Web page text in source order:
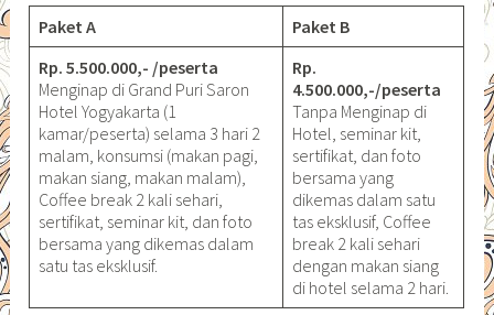
Paket A
Paket B
Rp. 5.500.000,- /peserta
Menginap di Grand Puri Saron
Hotel Yogyakarta (1
kamar/peserta) selama 3 hari 2
malam, konsumsi (makan pagi,
makan siang, makan malam),
Coffee break 2 kali sehari,
sertifikat, seminar kit, dan foto
bersama yang dikemas dalam
satu tas eksklusif.
Rp.
4.500.000,-/peserta
Tanpa Menginap di
Hotel, seminar kit,
sertifikat, dan foto
bersama yang
dikemas dalam satu
tas eksklusif, Coffee
break 2 kali sehari
dengan makan siang
di hotel selama 2 hari.